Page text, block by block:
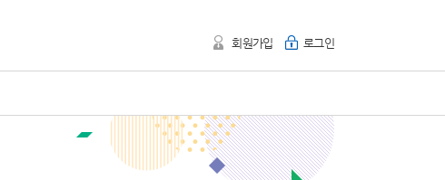
회원가입 로그인